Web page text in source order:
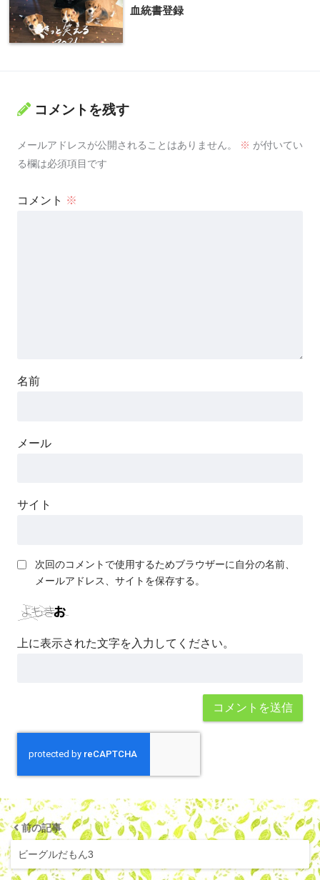
血統書登録
コメントを残す
メールアドレスが公開されることはありません。 ※ が付いてい
る欄は必須項目です
コメント ※
名前
メール
サイト
次回のコメントで使用するためブラウザーに自分の名前、
メールアドレス、サイトを保存する。
上に表示された文字を入力してください。
前の記事
ビーグルだもん3